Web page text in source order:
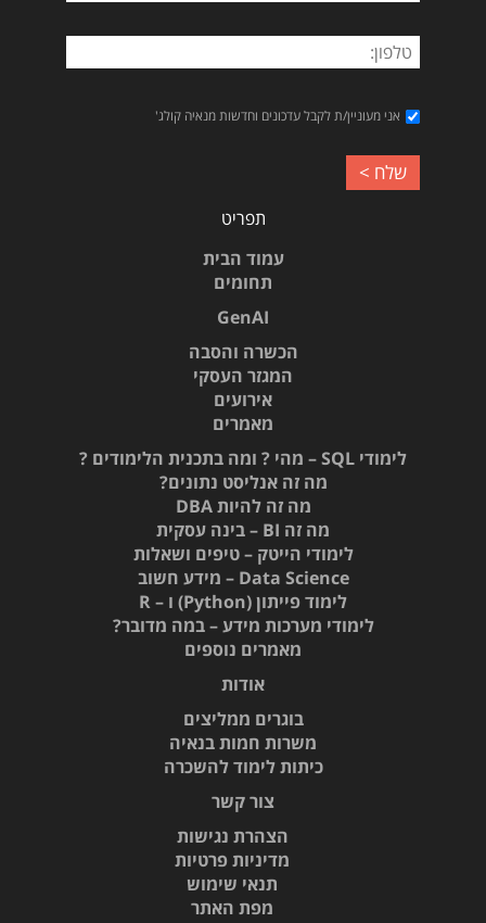
אני מעוניין/ת לקבל עדכונים וחדשות מנאיה קולג'
תפריט
עמוד הבית
תחומים
GenAI
הכשרה והסבה
המגזר העסקי
אירועים
מאמרים
לימודי SQL – מהי ? ומה בתכנית הלימודים ?
מה זה אנליסט נתונים?
מה זה להיות DBA
מה זה BI – בינה עסקית
לימודי הייטק – טיפים ושאלות
Data Science – מידע חשוב
לימוד פייתון (Python) ו – R
לימודי מערכות מידע – במה מדובר?
מאמרים נוספים
אודות
בוגרים ממליצים
משרות חמות בנאיה
כיתות לימוד להשכרה
צור קשר
הצהרת נגישות
מדיניות פרטיות
תנאי שימוש
מפת האתר